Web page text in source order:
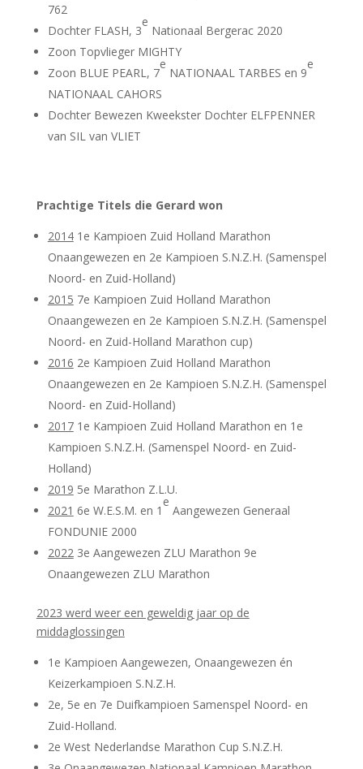
762
Dochter FLASH, 3
e
Nationaal Bergerac 2020
Zoon Topvlieger MIGHTY
Zoon BLUE PEARL, 7
e
NATIONAAL TARBES en 9
e
NATIONAAL CAHORS
Dochter Bewezen Kweekster Dochter ELFPENNER
van SIL van VLIET
Prachtige Titels die Gerard won
20141e Kampioen Zuid Holland Marathon
Onaangewezen en 2e Kampioen S.N.Z.H. (Samenspel
Noord- en Zuid-Holland)
2015 7e Kampioen Zuid Holland Marathon
Onaangewezen en 2e Kampioen S.N.Z.H. (Samenspel
Noord- en Zuid-Holland Marathon cup)
2016 2e Kampioen Zuid Holland Marathon
Onaangewezen en 2e Kampioen S.N.Z.H. (Samenspel
Noord- en Zuid-Holland)
20171e Kampioen Zuid Holland Marathon en 1e
Kampioen S.N.Z.H. (Samenspel Noord- en Zuid-
Holland)
2019 5e Marathon Z.L.U.
2021 6e W.E.S.M. en 1
e
Aangewezen Generaal
FONDUNIE 2000
2022 3e Aangewezen ZLU Marathon 9e
Onaangewezen ZLU Marathon
2023 werd weer een geweldig jaar op de
middaglossingen
1e Kampioen Aangewezen, Onaangewezen én
Keizerkampioen S.N.Z.H.
2e, 5e en 7e Duifkampioen Samenspel Noord- en
Zuid-Holland.
2e West Nederlandse Marathon Cup S.N.Z.H.